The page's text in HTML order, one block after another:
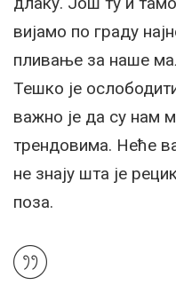
вијамо по граду
пливање за наше
Тешко је
важно је да су нам
трендовима. Неће
не знају шта је
поза.